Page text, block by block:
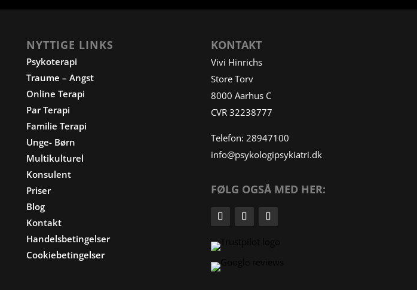
NYTTIGE LINKS
Psykoterapi
Traume – Angst
Online Terapi
Par Terapi
Familie Terapi
Unge- Børn
Multikulturel
Konsulent
Priser
Blog
Kontakt
Handelsbetingelser
Cookiebetingelser
KONTAKT
Vivi Hinrichs
Store Torv
8000 Aarhus C
CVR 32238777
Telefon: 28947100
info@psykologipsykiatri.dk
FØLG OGSÅ MED HER: